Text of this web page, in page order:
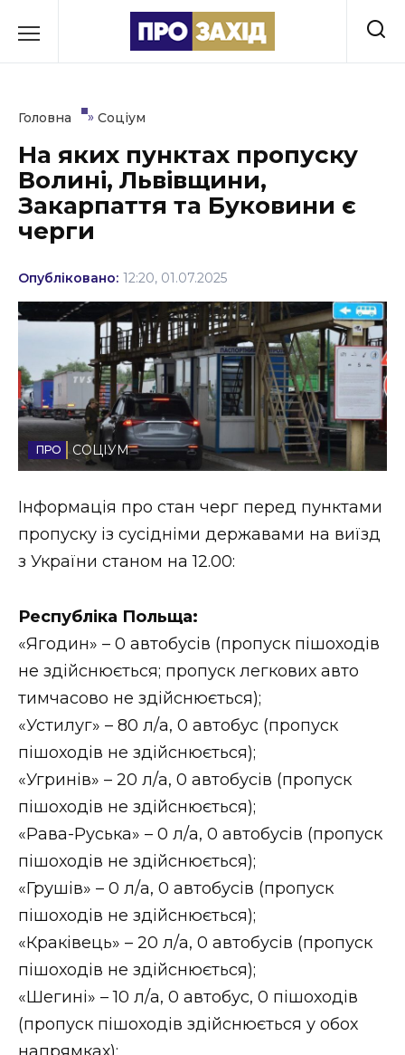
до
Культура
Освіта
Політика
Спорт
Стиль життя
Втрачений Ужгород
Втрачений Ужгород (відеоверсія)
НОВИНИ ЗАХІДНОЇ УКРАЇНИ
ФОТО
ВІДЕО
Головна » Соціум
На яких пунктах пропуску
Волині, Львівщини,
Закарпаття та Буковини є
черги
Опубліковано: 12:20, 01.07.2025
СОЦІУМ
Інформація про стан черг перед пунктами
пропуску із сусідніми державами на виїзд
з України станом на 12.00:
Республіка Польща:
«Ягодин» – 0 автобусів (пропуск пішоходів
не здійснюється; пропуск легкових авто
тимчасово не здійснюється);
«Устилуг» – 80 л/а, 0 автобус (пропуск
пішоходів не здійснюється);
«Угринів» – 20 л/а, 0 автобусів (пропуск
пішоходів не здійснюється);
«Рава-Руська» – 0 л/а, 0 автобусів (пропуск
пішоходів не здійснюється);
«Грушів» – 0 л/а, 0 автобусів (пропуск
пішоходів не здійснюється);
«Краківець» – 20 л/а, 0 автобусів (пропуск
пішоходів не здійснюється);
«Шегині» – 10 л/а, 0 автобус, 0 пішоходів
(пропуск пішоходів здійснюється у обох